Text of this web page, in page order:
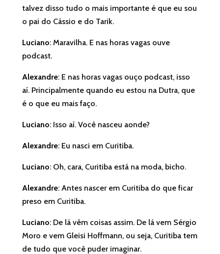
talvez disso tudo o mais importante é que eu sou
o pai do Cássio e do Tarik.
Luciano: Maravilha. E nas horas vagas ouve
podcast.
Alexandre: E nas horas vagas ouço podcast, isso
aí. Principalmente quando eu estou na Dutra, que
é o que eu mais faço.
Luciano: Isso aí. Você nasceu aonde?
Alexandre: Eu nasci em Curitiba.
Luciano: Oh, cara, Curitiba está na moda, bicho.
Alexandre: Antes nascer em Curitiba do que ficar
preso em Curitiba.
Luciano: De lá vêm coisas assim. De lá vem Sérgio
Moro e vem Gleisi Hoffmann, ou seja, Curitiba tem
de tudo que você puder imaginar.